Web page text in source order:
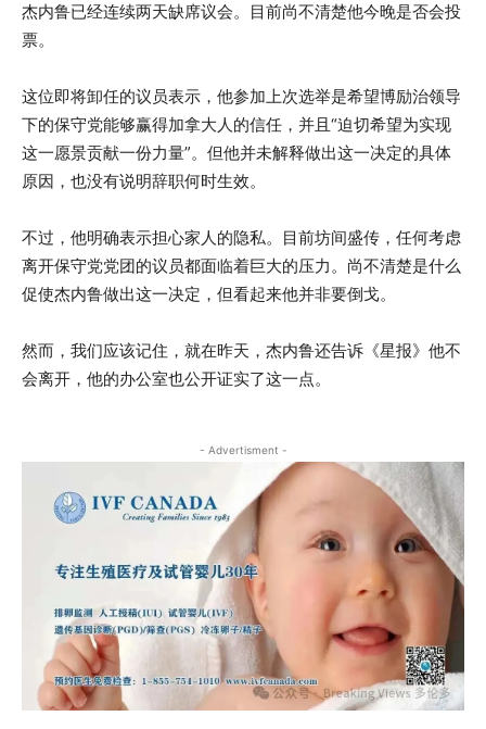
杰内鲁已经连续两天缺席议会。目前尚不清楚他今晚是否会投
票。
这位即将卸任的议员表示，他参加上次选举是希望博励治领导
下的保守党能够赢得加拿大人的信任，并且“迫切希望为实现
这一愿景贡献一份力量”。但他并未解释做出这一决定的具体
原因，也没有说明辞职何时生效。
不过，他明确表示担心家人的隐私。目前坊间盛传，任何考虑
离开保守党党团的议员都面临着巨大的压力。尚不清楚是什么
促使杰内鲁做出这一决定，但看起来他并非要倒戈。
然而，我们应该记住，就在昨天，杰内鲁还告诉《星报》他不
会离开，他的办公室也公开证实了这一点。
- Advertisment -